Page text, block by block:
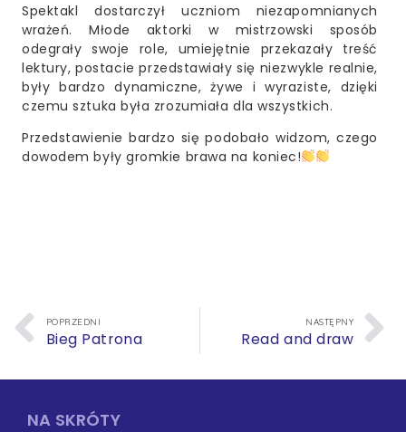
Spektakl dostarczył uczniom niezapomnianych
wrażeń. Młode aktorki w mistrzowski sposób
odegrały swoje role, umiejętnie przekazały treść
lektury, postacie przedstawiały się niezwykle realnie,
były bardzo dynamiczne, żywe i wyraziste, dzięki
czemu sztuka była zrozumiała dla wszystkich.
Przedstawienie bardzo się podobało widzom, czego
dowodem były gromkie brawa na koniec!
POPRZEDNI
Bieg Patrona
NASTĘPNY
Read and draw
NA SKRÓTY